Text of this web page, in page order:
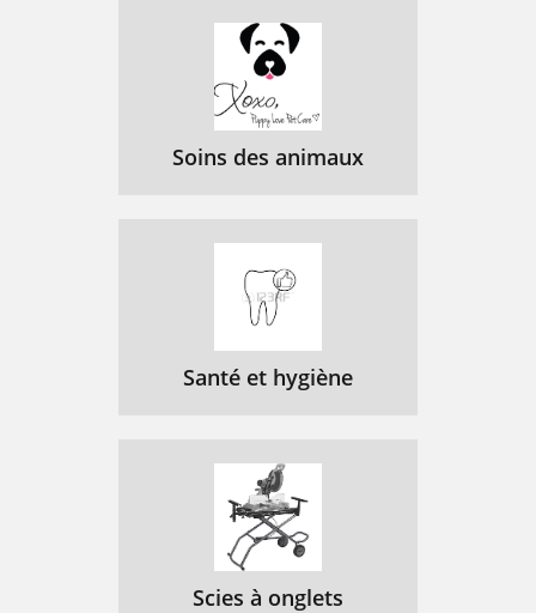
Soins des animaux
Santé et hygiène
Scies à onglets